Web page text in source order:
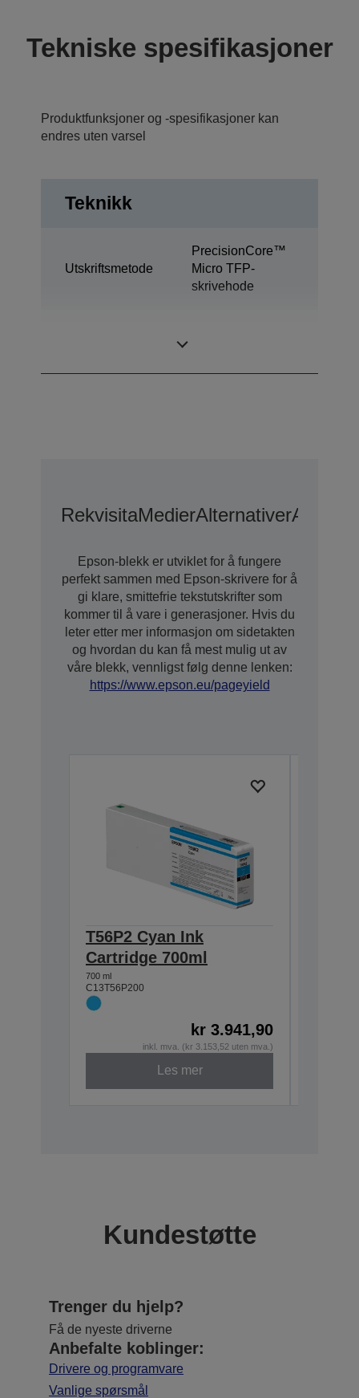
Tekniske spesifikasjoner
Produktfunksjoner og -spesifikasjoner kan
endres uten varsel
Teknikk
Utskriftsmetode
PrecisionCore™
Micro TFP-
skrivehode
RekvisitaMedierAlternativer
Epson-blekk er utviklet for å fungere
perfekt sammen med Epson-skrivere for å
gi klare, smittefrie tekstutskrifter som
kommer til å vare i generasjoner. Hvis du
leter etter mer informasjon om sidetakten
og hvordan du kan få mest mulig ut av
våre blekk, vennligst følg denne lenken:
https://www.epson.eu/pageyield
T56P2 Cyan Ink
Cartridge 700ml
700 ml
C13T56P200
kr 3.941,90
inkl. mva. (kr 3.153,52 uten mva.)
Les mer
Kundestøtte
Trenger du hjelp?
Få de nyeste driverne
Anbefalte koblinger:
Drivere og programvare
Vanlige spørsmål